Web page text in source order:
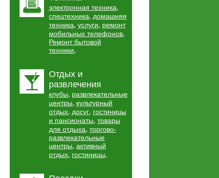
электронная техника,
спецтехника, домашняя
техника, услуги, ремонт
мобильных телефонов,
Ремонт бытовой
техники,
Отдых и
развлечения
клубы, развлекательные
центры, культурный
отдых, досуг, гостиницы
и пансионаты, товары
для отдыха, торгово-
развлекательные
центры, активный
отдых, гостиницы,